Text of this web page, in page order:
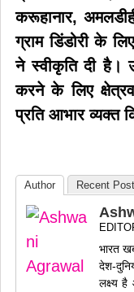
करूहानार,
ग्राम डिंडोरी के
ने स्वीकृति दी है।
करने के लिए
प्रति आभार व्यक्त
Author Recent
भारत
देश-
लक्ष्य है